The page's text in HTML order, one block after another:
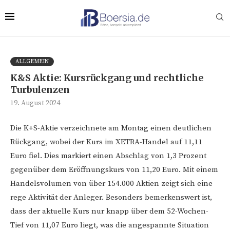
ALLGEMEIN
K&S Aktie: Kursrückgang und rechtliche
Turbulenzen
19. August 2024
Die K+S-Aktie verzeichnete am Montag einen deutlichen
Rückgang, wobei der Kurs im XETRA-Handel auf 11,11
Euro fiel. Dies markiert einen Abschlag von 1,3 Prozent
gegenüber dem Eröffnungskurs von 11,20 Euro. Mit einem
Handelsvolumen von über 154.000 Aktien zeigt sich eine
rege Aktivität der Anleger. Besonders bemerkenswert ist,
dass der aktuelle Kurs nur knapp über dem 52-Wochen-
Tief von 11,07 Euro liegt, was die angespannte Situation